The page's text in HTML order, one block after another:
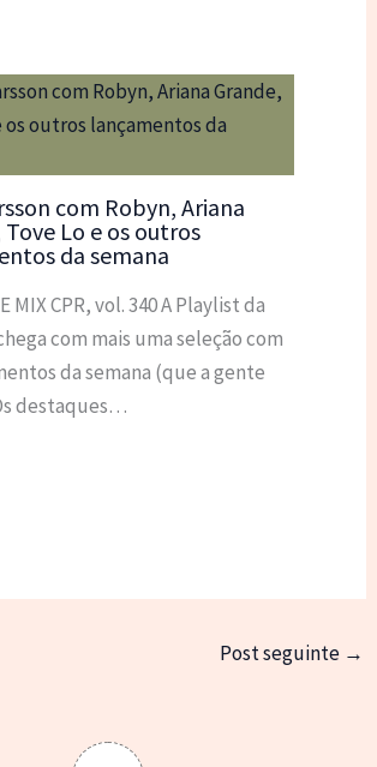
com Robyn, Ariana
Tove Lo e os outros
da semana
MIX CPR, vol. 340 A Playlist da
com mais uma seleção com
da semana (que a gente
destaques…
Post seguinte →